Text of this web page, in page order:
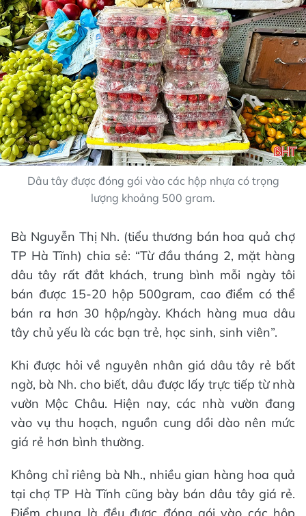
Dâu tây được đóng gói vào các hộp nhựa có trọng
lượng khoảng 500 gram.
Bà Nguyễn Thị Nh. (tiểu thương bán hoa quả chợ
TP Hà Tĩnh) chia sẻ: “Từ đầu tháng 2, mặt hàng
dâu tây rất đắt khách, trung bình mỗi ngày tôi
bán được 15-20 hộp 500gram, cao điểm có thể
bán ra hơn 30 hộp/ngày. Khách hàng mua dâu
tây chủ yếu là các bạn trẻ, học sinh, sinh viên”.
Khi được hỏi về nguyên nhân giá dâu tây rẻ bất
ngờ, bà Nh. cho biết, dâu được lấy trực tiếp từ nhà
vườn Mộc Châu. Hiện nay, các nhà vườn đang
vào vụ thu hoạch, nguồn cung dồi dào nên mức
giá rẻ hơn bình thường.
Không chỉ riêng bà Nh., nhiều gian hàng hoa quả
tại chợ TP Hà Tĩnh cũng bày bán dâu tây giá rẻ.
Điểm chung là đều được đóng gói vào các hộp